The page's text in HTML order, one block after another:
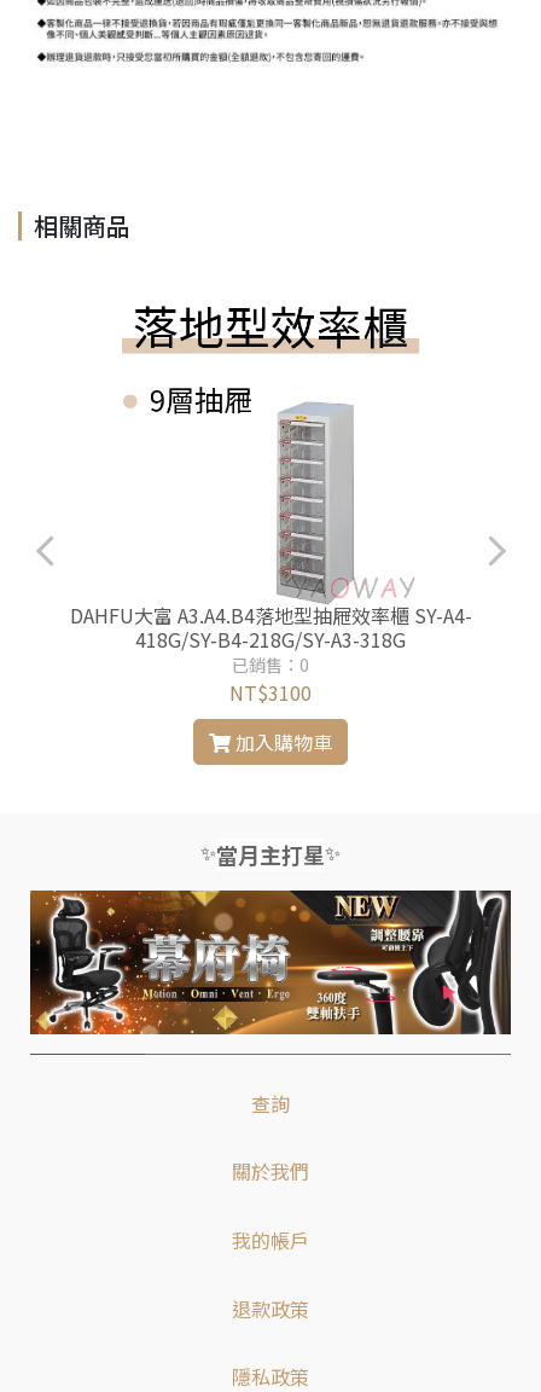
相關商品
DAHFU大富 A3.A4.B4落地型抽屜效率櫃 SY-A4-
418G/SY-B4-218G/SY-A3-318G
已銷售：0
NT$3100
加入購物車
✨當月主打星✨
查詢
關於我們
我的帳戶
退款政策
隱私政策